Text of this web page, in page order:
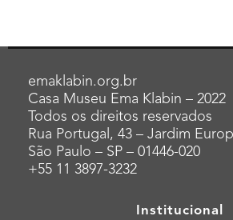
emaklabin.org.br
Casa Museu Ema Klabin – 2022
Todos os direitos reservados
Rua Portugal, 43 – Jardim
São Paulo – SP – 01446-020
+55 11 3897-3232
Institucional